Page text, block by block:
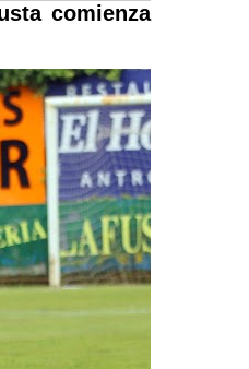
comienza